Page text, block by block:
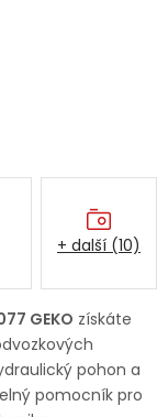
GEKO získáte
pohon a
pomocník pro
+ další (10)